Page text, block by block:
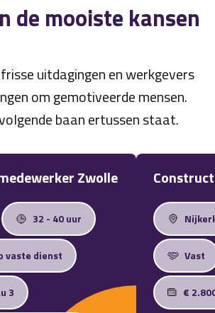
de mooiste kansen
uitdagingen en werkgevers
om gemotiveerde mensen.
baan ertussen staat.
Zwolle
32 - 40 uur
vaste dienst
3
Vast
€